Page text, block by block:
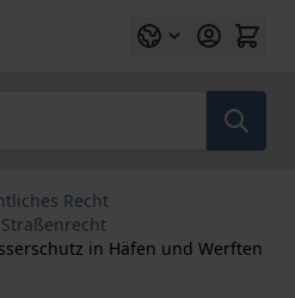
Recht
in Häfen und Werften